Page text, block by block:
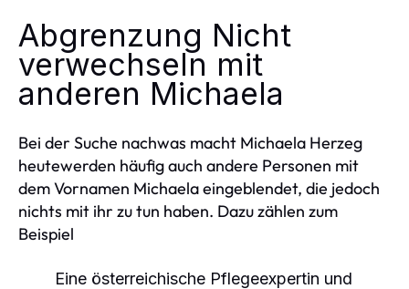
Abgrenzung Nicht
verwechseln mit
anderen Michaela
Bei der Suche nachwas macht Michaela Herzeg
heutewerden häufig auch andere Personen mit
dem Vornamen Michaela eingeblendet, die jedoch
nichts mit ihr zu tun haben. Dazu zählen zum
Beispiel
Eine österreichische Pflegeexpertin und